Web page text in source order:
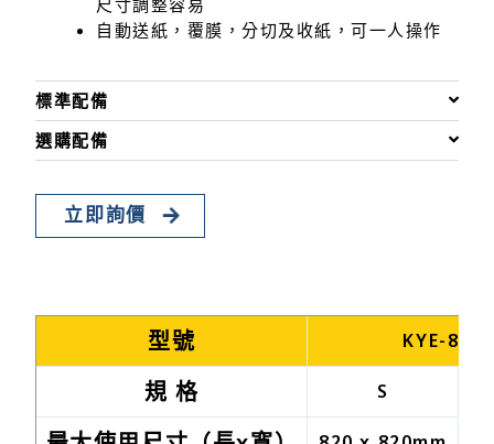
自動送紙，覆膜，分切及收紙，可一人操作
標準配備
選購配備
立即詢價
型號 KYE-
規 格 S